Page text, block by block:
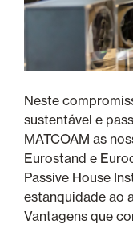
Neste
sustentável e
MATCOAM as
Eurostand e
Passive House
estanquidade ao
Vantagens que